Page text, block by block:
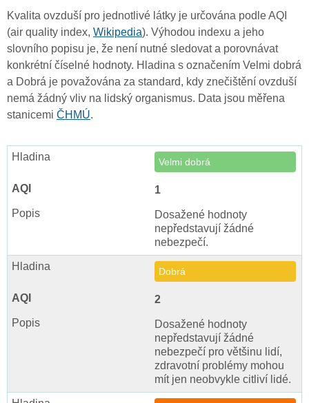
Kvalita ovzduší pro jednotlivé látky je určována podle AQI
(air quality index, Wikipedia). Výhodou indexu a jeho
slovního popisu je, že není nutné sledovat a porovnávat
konkrétní číselné hodnoty. Hladina s označením Velmi dobrá
a Dobrá je považována za standard, kdy znečištění ovzduší
nemá žádný vliv na lidský organismus. Data jsou měřena
stanicemi ČHMÚ.
Velmi dobrá
1
Dosažené hodnoty
nepředstavují žádné
nebezpečí.
Dobrá
2
Dosažené hodnoty
nepředstavují žádné
nebezpečí pro většinu lidí,
zdravotní problémy mohou
mít jen neobvykle citliví lidé.